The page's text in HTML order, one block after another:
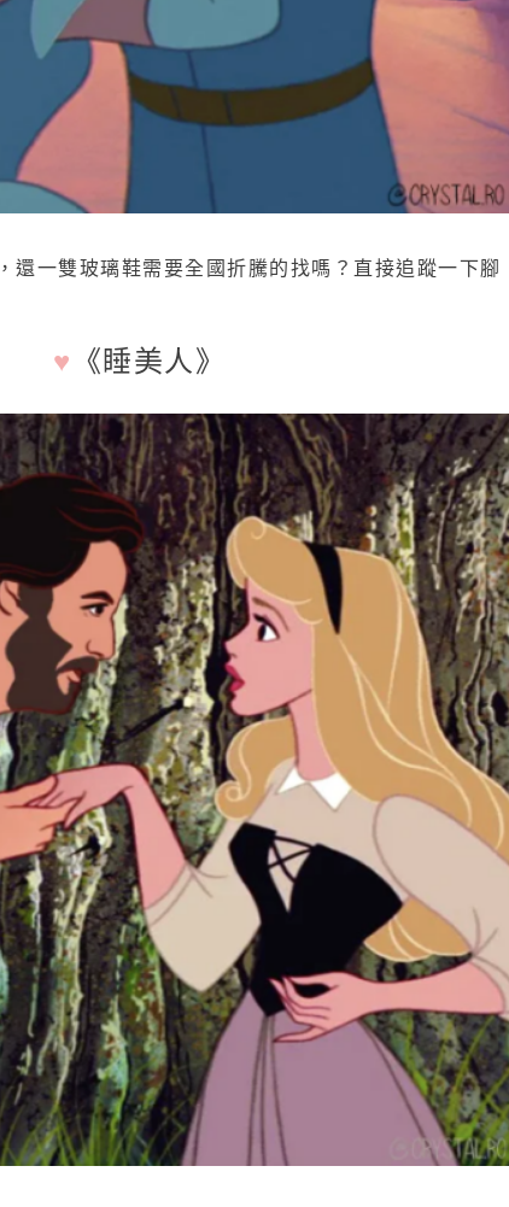
還一雙玻璃鞋需要全國折騰的找嗎？直接追蹤一下腳
♥ 《睡美人》